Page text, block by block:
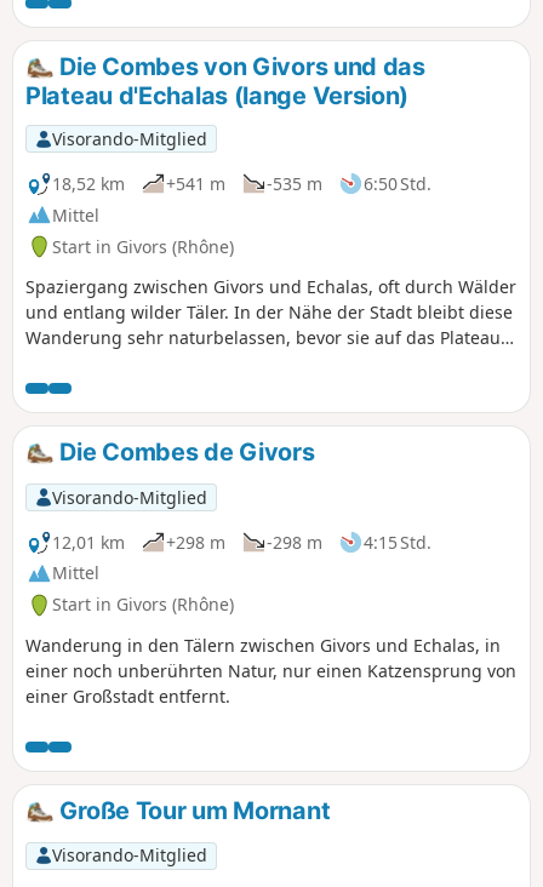
Grand-Malval-Tals und führt hinauf zur
Croix de Crème, dann zur Croix du
Trêve, um das Petit-Malval-Tal zu
durchqueren. Sie steigt nach der
Durchquerung des gleichnamigen
Dorfes zur Croix de Longes hinauf und
durchquert dann nacheinander die
Täler von Ruty, Mézerin, Jannoray und
erneut Mézerin, um schließlich wieder
zum Dorf Trèves zu gelangen.
Die Combes von Givors und das
Plateau d'Echalas (lange Version)
Visorando-Mitglied
18,52 km
+541 m -535 m
6:50 Std.
Mittel
Start in Givors (Rhône)
Spaziergang zwischen Givors und Echalas, oft durch Wälder
und entlang wilder Täler. In der Nähe der Stadt bleibt diese
Wanderung sehr naturbelassen, bevor sie auf das Plateau
Die Combes de Givors
Visorando-Mitglied
12,01 km
+298 m -298 m
4:15 Std.
Mittel
Start in Givors (Rhône)
Wanderung in den Tälern zwischen Givors und Echalas, in
einer noch unberührten Natur, nur einen Katzensprung von
einer Großstadt entfernt.
Große Tour um Mornant
Visorando-Mitglied